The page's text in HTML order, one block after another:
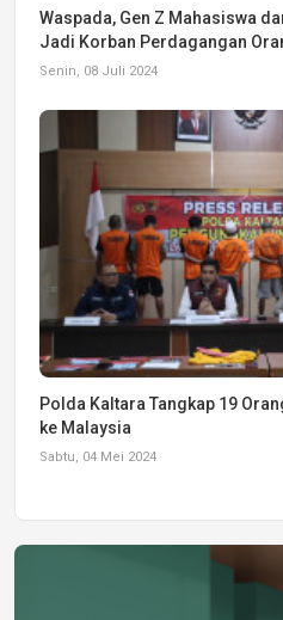
Waspada, Gen Z Mahasiswa
Jadi Korban Perdagangan
Senin, 08 Juli 2024
Polda Kaltara Tangkap 19
ke Malaysia
Sabtu, 04 Mei 2024